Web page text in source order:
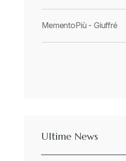
MementoPiù - Giuffré
Ultime News